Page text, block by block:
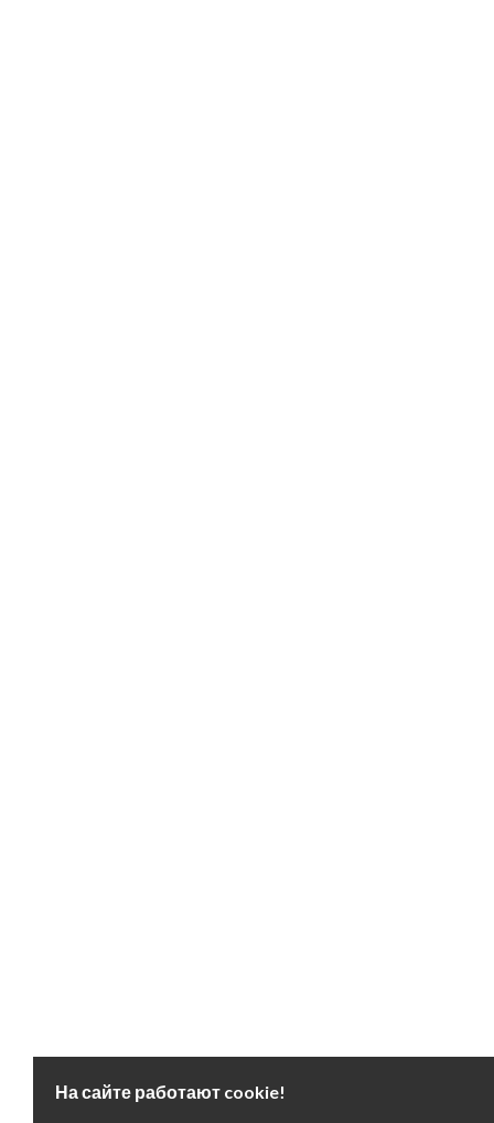
На сайте работают cookie!